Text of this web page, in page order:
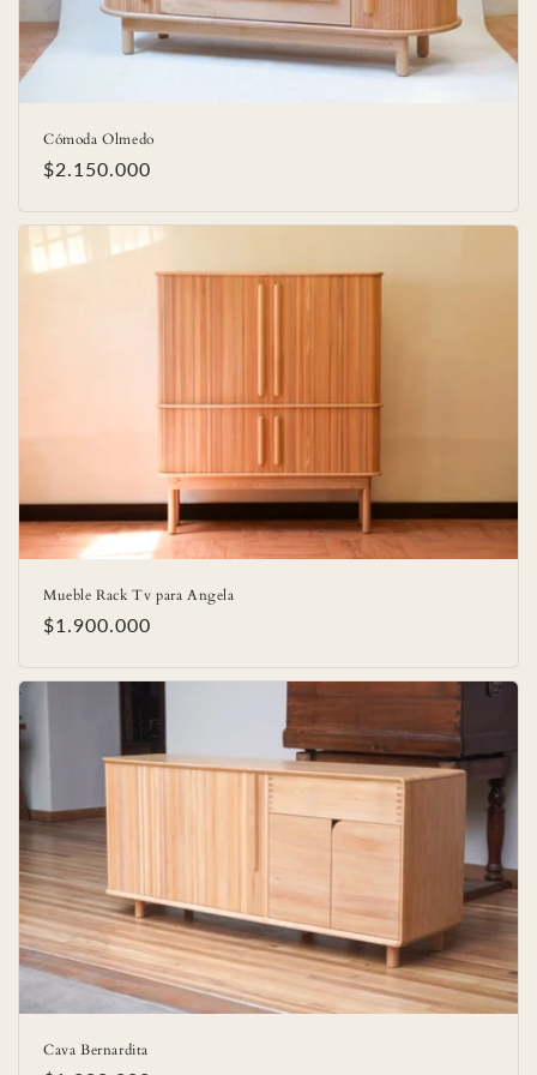
Cómoda Olmedo
Precio
$2.150.000
Mueble Rack Tv para Angela
Precio
$1.900.000
Cava Bernardita